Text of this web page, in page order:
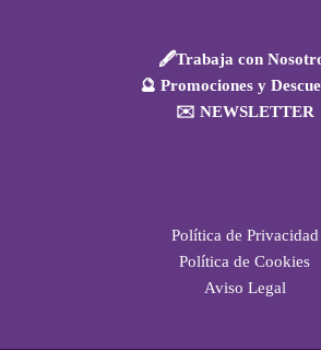
🖋️Trabaja con
🔮 Promociones y
✉️ NEWSLETTER
Política de Privacidad
Política de Cookies
Aviso Legal